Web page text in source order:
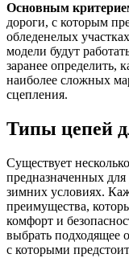
Основным
дороги, с которым
обледенелых
модели будут
заранее определить,
наиболее сложных
сцепления.
Типы цепей
Существует
предназначенных
зимних условиях.
преимущества,
комфорт и
выбрать подходящее
с которыми